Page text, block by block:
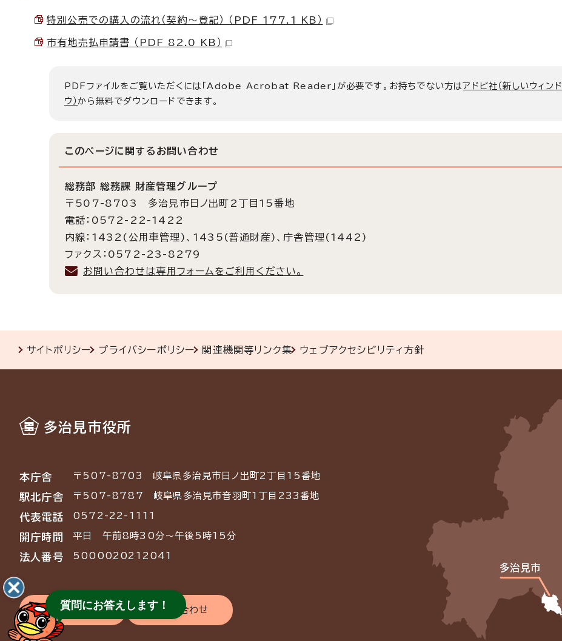
特別公売での購入の流れ（契約～登記） （PDF 177.1 KB）
市有地売払申請書 （PDF 82.0 KB）
PDFファイルをご覧いただくには「Adobe Acrobat Reader」が必要です。お持ちでない方はアドビ社（新しいウィンド
ウ）から無料でダウンロードできます。
このページに関する お問い合わせ
総務部 総務課 財産管理グループ
〒507-8703 多治見市日ノ出町2丁目15番地
電話：0572-22-1422
内線：1432(公用車管理)、1435(普通財産)、庁舎管理(1442)
ファクス：0572-23-8279
お問い合わせは専用フォームをご利用ください。
サイトポリシー プライバシーポリシー 関連機関等リンク集 ウェブアクセシビリティ方針
多治見市役所
本庁舎 〒507-8703 岐阜県多治見市日ノ出町2丁目15番地
駅北庁舎 〒507-8787 岐阜県多治見市音羽町1丁目233番地
代表電話 0572-22-1111
開庁時間 平日 午前8時30分～午後5時15分
法人番号 5000020212041
交通アクセス お問い合わせ
質問にお答えします！